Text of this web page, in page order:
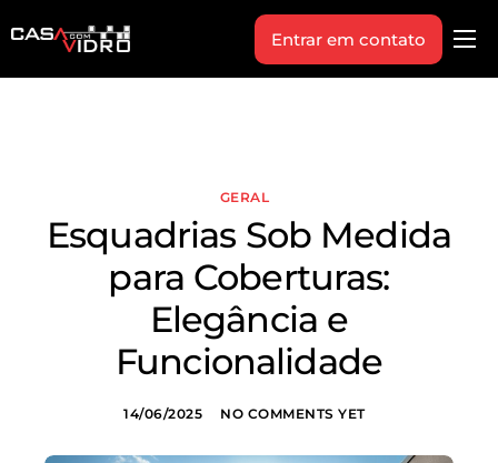
Produtos
Workshop
Entrar em contato
GERAL
Esquadrias Sob Medida
para Coberturas:
Elegância e
Funcionalidade
14/06/2025 NO COMMENTS YET